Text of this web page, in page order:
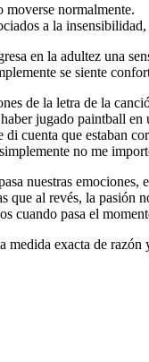
moverse normalmente.
a la
en la adultez una
se siente
de la letra de la
jugado paintball
di cuenta que estaban
no me
nuestras
que al revés, la pasión
cuando pasa el
medida exacta de